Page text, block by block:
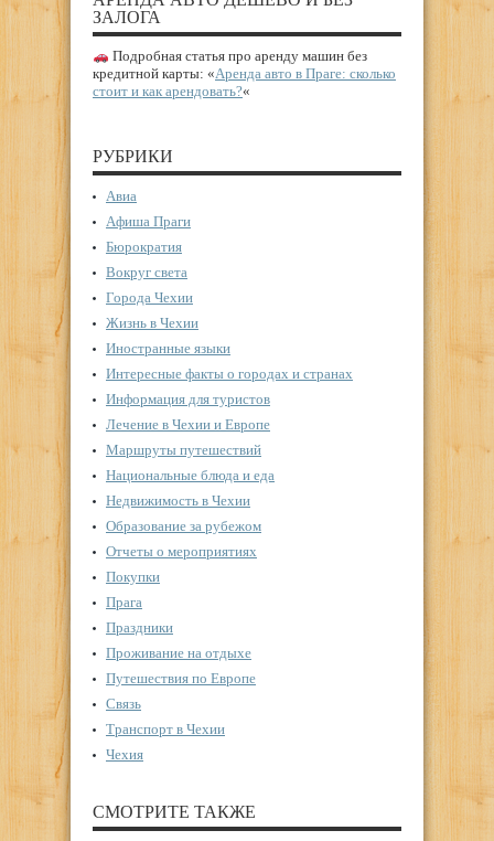
ЗАЛОГА
Подробная статья про аренду машин без
кредитной карты: «Аренда авто в Праге: сколько
стоит и как арендовать?«
РУБРИКИ
Авиа
Афиша Праги
Бюрократия
Вокруг света
Города Чехии
Жизнь в Чехии
Иностранные языки
Интересные факты о городах и странах
Информация для туристов
Лечение в Чехии и Европе
Маршруты путешествий
Национальные блюда и еда
Недвижимость в Чехии
Образование за рубежом
Отчеты о мероприятиях
Покупки
Прага
Праздники
Проживание на отдыхе
Путешествия по Европе
Связь
Транспорт в Чехии
Чехия
СМОТРИТЕ ТАКЖЕ